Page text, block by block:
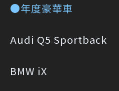
●年度豪華車
Audi Q5 Sportback
BMW iX